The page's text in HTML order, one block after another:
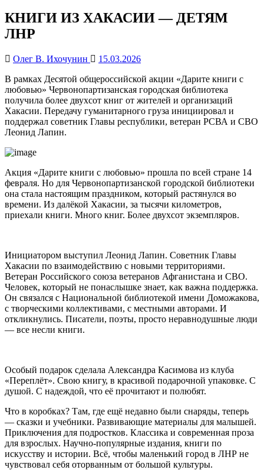
КНИГИ ИЗ ХАКАСИИ — ДЕТЯМ
ЛНР
Олег В. Ихочунин
15.03.2026
В рамках Десятой общероссийской акции «Дарите книги с
любовью» Червонопартизанская городская библиотека
получила более двухсот книг от жителей и организаций
Хакасии. Передачу гуманитарного груза инициировал и
поддержал советник Главы республики, ветеран РСВА и СВО
Леонид Лапин.
Акция «Дарите книги с любовью» прошла по всей стране 14
февраля. Но для Червонопартизанской городской библиотеки
она стала настоящим праздником, который растянулся во
времени. Из далёкой Хакасии, за тысячи километров,
приехали книги. Много книг. Более двухсот экземпляров.
Инициатором выступил Леонид Лапин. Советник Главы
Хакасии по взаимодействию с новыми территориями.
Ветеран Российского союза ветеранов Афганистана и СВО.
Человек, который не понаслышке знает, как важна поддержка.
Он связался с Национальной библиотекой имени Доможакова,
с творческими коллективами, с местными авторами. И
откликнулись. Писатели, поэты, просто неравнодушные люди
— все несли книги.
Особый подарок сделала Александра Касимова из клуба
«Переплёт». Свою книгу, в красивой подарочной упаковке. С
душой. С надеждой, что её прочитают и полюбят.
Что в коробках? Там, где ещё недавно были снаряды, теперь
— сказки и учебники. Развивающие материалы для малышей.
Приключения для подростков. Классика и современная проза
для взрослых. Научно-популярные издания, книги по
искусству и истории. Всё, чтобы маленький город в ЛНР не
чувствовал себя оторванным от большой культуры.